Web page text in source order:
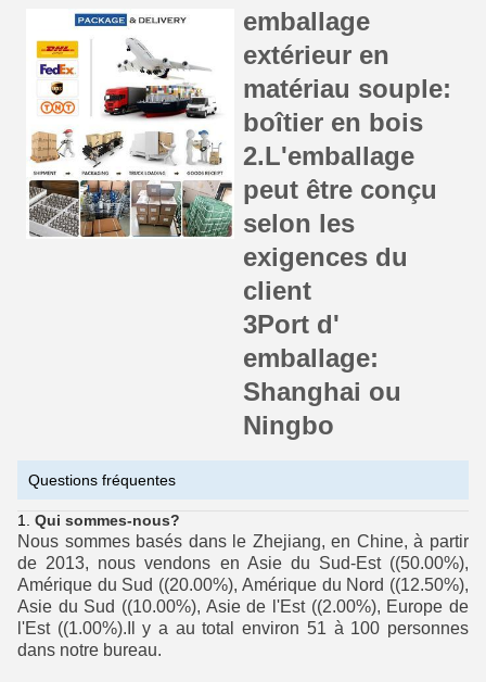
emballage
extérieur en
matériau souple:
boîtier en bois
2.L'emballage
peut être conçu
selon les
exigences du
client
3Port d'
emballage:
Shanghai ou
Ningbo
Questions fréquentes
Qui sommes-nous?
Nous sommes basés dans le Zhejiang, en Chine, à partir
de 2013, nous vendons en Asie du Sud-Est ((50.00%),
Amérique du Sud ((20.00%), Amérique du Nord ((12.50%),
Asie du Sud ((10.00%), Asie de l'Est ((2.00%), Europe de
l'Est ((1.00%).Il y a au total environ 51 à 100 personnes
dans notre bureau.